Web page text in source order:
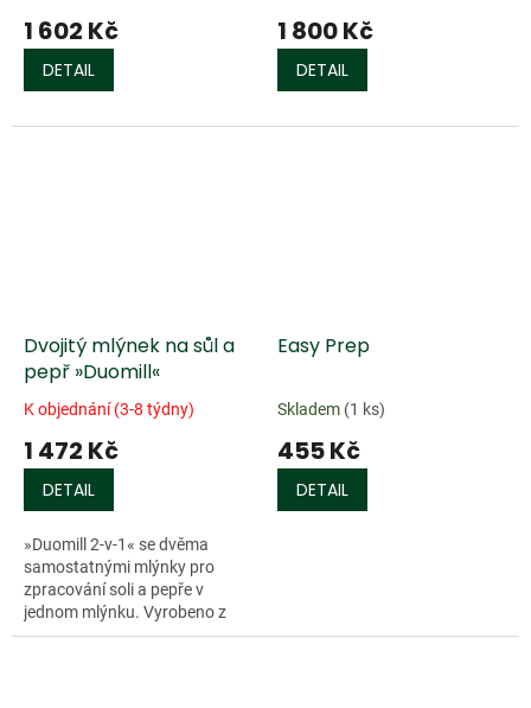
1 602 Kč
DETAIL
1 800 Kč
DETAIL
Dvojitý mlýnek na sůl a
pepř »Duomill«
K objednání (3-8 týdny)
1 472 Kč
DETAIL
»Duomill 2-v-1« se dvěma
samostatnými mlýnky pro
zpracování soli a pepře v
jednom mlýnku. Vyrobeno z
akátového dřeva...
Easy Prep
Skladem (1 ks)
455 Kč
DETAIL